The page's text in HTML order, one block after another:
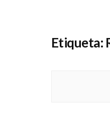
Etiqueta: